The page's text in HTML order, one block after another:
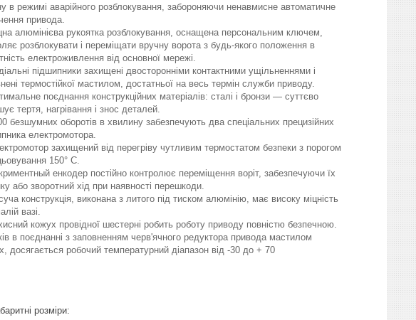
в режимі аварійного розблокування, забороняючи ненавмисне автоматичне
привода.
алюмінієва рукоятка розблокування, оснащена персональним ключем,
розблокувати і переміщати вручну ворота з будь-якого положення в
електроживлення від основної мережі.
підшипники захищені двосторонніми контактними ущільненнями і
термостійкої мастилом, достатньої на весь термін служби приводу.
поєднання конструкційних матеріалів: сталі і бронзи — суттєво
тертя, нагрівання і знос деталей.
безшумних оборотів в хвилину забезпечують два спеціальних прецизійних
електромотора.
захищений від перегріву чутливим термостатом безпеки з порогом
150° С.
енкодер постійно контролює переміщення воріт, забезпечуючи їх
або зворотний хід при наявності перешкоди.
конструкція, виконана з литого під тиском алюмінію, має високу міцність
вазі.
кожух провідної шестерні робить роботу приводу повністю безпечною.
в поєднанні з заповненням черв'ячного редуктора привода мастилом
досягається робочий температурний діапазон від -30 до + 70
розміри: